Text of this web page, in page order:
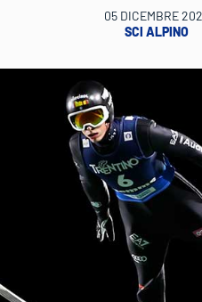
05 DICEMBRE
SCI ALPINO